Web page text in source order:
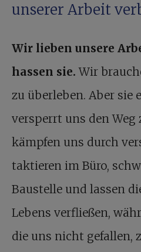
unserer Arbeit
Wir lieben unsere
hassen sie. Wir
zu überleben. Aber sie
versperrt uns den Weg
kämpfen uns durch
taktieren im Büro,
Baustelle und lassen
Lebens verfließen,
die uns nicht gefallen,